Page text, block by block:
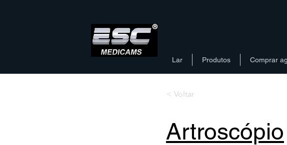
Lar Produtos Comprar
< Voltar
Artroscópio